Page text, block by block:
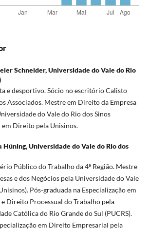
Schneider,Universidade do Vale do Rio
e desportivo. Sócio no escritório Calisto
Associados. Mestre em Direito da Empresa
do Vale do Rio dos Sinos
em Direito pela Unisinos.
Hüning,Universidade do Vale do Rio dos
Público do Trabalho da 4ª Região. Mestre
e dos Negócios pela Universidade do Vale
Pós-graduada na Especialização em
Direito Processual do Trabalho pela
Católica do Rio Grande do Sul (PUCRS).
em Direito Empresarial pela